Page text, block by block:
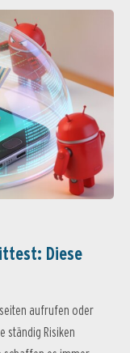
Diese
aufrufen oder
ständig Risiken